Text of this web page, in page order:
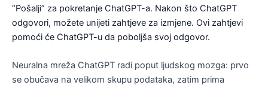
“Pošalji” za pokretanje ChatGPT-a. Nakon što ChatGPT
odgovori, možete unijeti zahtjeve za izmjene. Ovi zahtjevi
pomoći će ChatGPT-u da poboljša svoj odgovor.
Neuralna mreža ChatGPT radi poput ljudskog mozga: prvo
se obučava na velikom skupu podataka, zatim prima